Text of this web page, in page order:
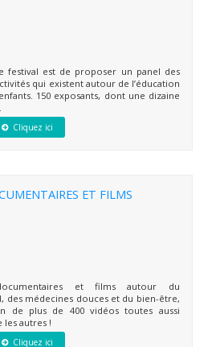
festival est de proposer un panel des
qui existent autour de l’éducation
150 exposants, dont une dizaine
Cliquez ici
ET FILMS
et films autour du
des médecines douces et du bien-être,
de plus de 400 vidéos toutes aussi
les autres !
Cliquez ici